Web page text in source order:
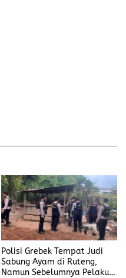
Polisi Grebek Tempat Judi
Sabung Ayam di Ruteng,
Namun Sebelumnya Pelaku